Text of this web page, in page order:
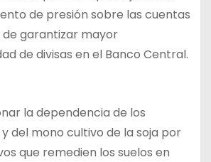
de presión sobre las cuentas
garantizar mayor
de divisas en el Banco Central.
la dependencia de los
del mono cultivo de la soja por
que remedien los suelos en